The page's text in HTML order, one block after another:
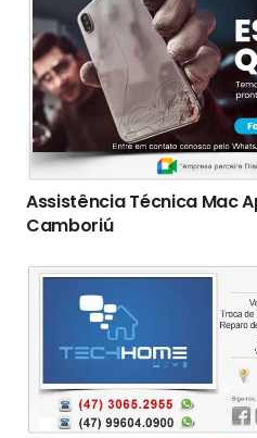
Assistência Técnica Mac
Camboriú